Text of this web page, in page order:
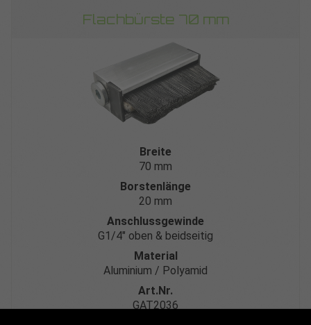
Flachbürste 70 mm
Breite
70 mm
Borstenlänge
20 mm
Anschlussgewinde
G1/4″ oben & beidseitig
Material
Aluminium / Polyamid
Art.Nr.
GAT2036